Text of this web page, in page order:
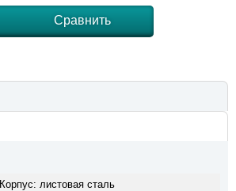
Сравнить
Корпус: листовая сталь